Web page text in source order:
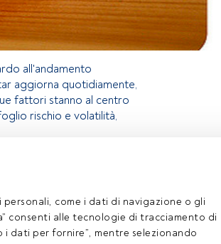
come i dati di navigazione o gli
consenti alle tecnologie di tracciamento di
dati per fornire”, mentre selezionando
all'andamento
aggiorna quotidiamente,
fattori stanno al centro
rischio e volatilità,
ti invitiamo a
ha da offrire.